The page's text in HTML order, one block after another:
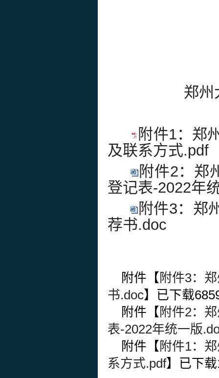
郑州
附件1：郑
及联系方式.pdf
附件2：郑
登记表-2022年
附件3：郑
荐书.doc
附件【 附件3：
书.doc】已下载
附件【 附件2：
表-2022年统一版
附件【 附件1：
系方式.pdf】已下载